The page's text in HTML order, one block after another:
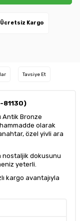
Kargo
Tavsiye Et
Antik Bronze
olarak
özel yivli ara
nostaljik dokusunu
yeterli.
kargo avantajıyla